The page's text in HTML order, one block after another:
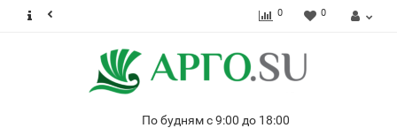
0 0
По будням с 9:00 до 18:00